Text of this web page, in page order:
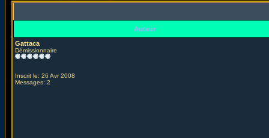
Auteur
Gattaca
Démissionnaire
Inscrit le: 26 Avr 2008
Messages: 2